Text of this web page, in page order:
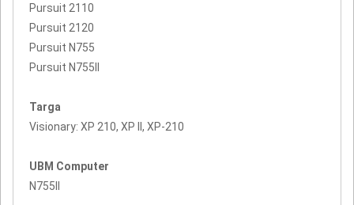
Pursuit 2110
Pursuit 2120
Pursuit N755
Pursuit N755II
Targa
Visionary: XP 210, XP II, XP-210
UBM Computer
N755II